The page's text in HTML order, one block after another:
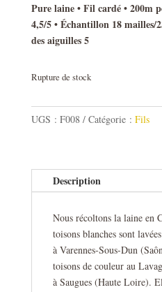
Pure laine • Fil cardé • 200m
4,5/5 • Échantillon 18 mailles/
des aiguilles 5
Rupture de stock
UGS : F008 Catégorie : Fils
Description
Nous récoltons la laine en
toisons blanches sont
à Varennes-Sous-Dun
toisons de couleur au
à Saugues (Haute Loire).